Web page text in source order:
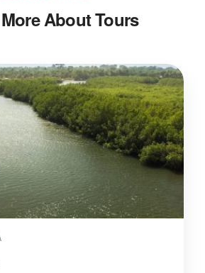
About Tours